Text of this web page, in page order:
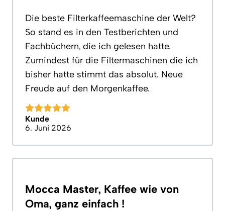
Die beste Filterkaffeemaschine der Welt?
So stand es in den Testberichten und
Fachbüchern, die ich gelesen hatte.
Zumindest für die Filtermaschinen die ich
bisher hatte stimmt das absolut. Neue
Freude auf den Morgenkaffee.
Kunde
6. Juni 2026
Mocca Master, Kaffee wie von
Oma, ganz einfach !